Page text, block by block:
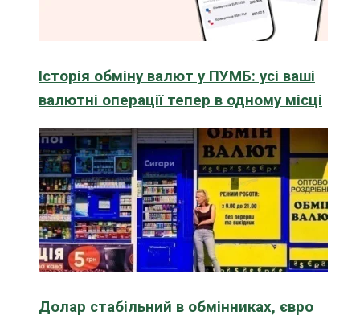
Історія обміну валют у ПУМБ: усі ваші
валютні операції тепер в одному місці
Долар стабільний в обмінниках, євро